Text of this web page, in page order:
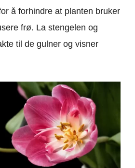
å forhindre at planten bruker
frø. La stengelen og
til de gulner og visner